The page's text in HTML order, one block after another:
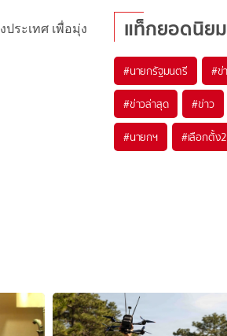
ระเทศ เพื่อมุ่ง
แท็กยอดนิยม
#นายกรัฐมนตรี #ข่
#ข่าวล่าสุด #ข่าว
#นายกฯ #เลือกตั้ง